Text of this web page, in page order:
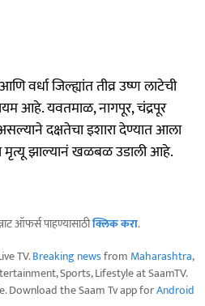
वर्धा जिल्ह्यांत तीव्र उष्ण लाटेची
आहे. यवतमाळ, नागपूर, चंद्रपूर
दक्षतेचा इशारा देण्यात आला
मृत्यू झाल्यानं खळबळ उडाली आहे.
ऑफर्स पाहण्यासाठीक्लिक करा.
TV.Breaking newsfrom Maharashtra,
Sports, Lifestyle at SaamTV.
Download the Saam Tv app forAndroid